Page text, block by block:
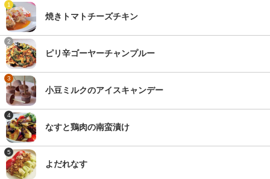
1
焼きトマトチーズチキン
2
ピリ辛ゴーヤーチャンプルー
3
小豆ミルクのアイスキャンデー
4
なすと鶏肉の南蛮漬け
5
よだれなす